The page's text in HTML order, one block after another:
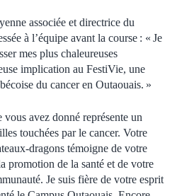
associée et directrice du
à l’équipe avant la course : « Je
mes plus chaleureuses
implication au FestiVie, une
du cancer en Outaouais. »
avez donné représente un
touchées par le cancer. Votre
dragons témoigne de votre
promotion de la santé et de votre
Je suis fière de votre esprit